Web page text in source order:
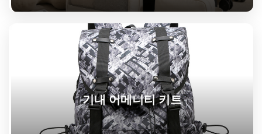
기내 어메니티 키트